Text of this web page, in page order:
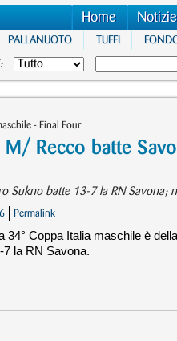
Home
PALLANUOTO TUFFI
- Final Four
M/ Recco batte
Sukno batte 13-7 la RN Savona;
Permalink
34° Coppa Italia maschile è
7 la RN Savona.